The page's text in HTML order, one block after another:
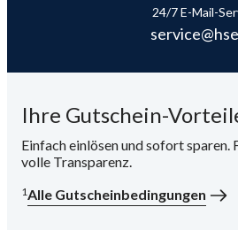
24/7 E-Mail-
Ihre Gutschein-
Einfach einlösen und sofort sparen.
volle Transparenz.
1Alle Gutscheinbedingungen